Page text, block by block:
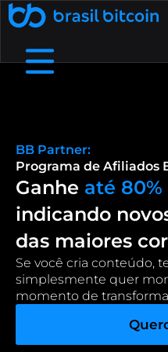
免費加密貨幣 在我
賺取高達 1,000 雷亞爾.
B8 Earn
renda passiva.
Maximizada
B8非處方藥 透過流
值.
B8 碳酸鈣
de dezenas de
B8 上市 增加對您資
費用和截止日期 依
部落格 了解加密貨幣
API 使用我們的 API
接觸 您需要和我們談
🤖 Ative a SophIA Plus: sua
BB Partner:
Programa de Afiliados
Ganhe até 80%
indicando
das maiores
Se você cria conteúdo,
simplesmente quer
momento de